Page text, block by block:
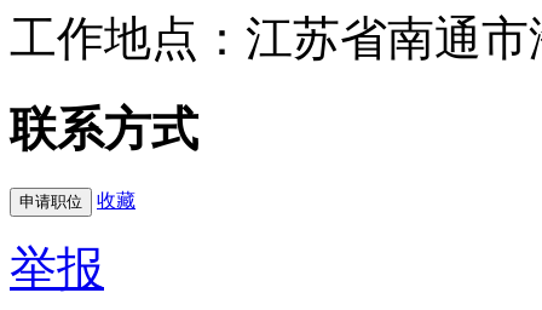
工作地点：江苏省南通市
联系方式
收藏
举报